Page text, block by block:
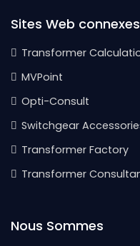
Sites Web connexes
Transformer
MVPoint
Opti-Consult
Switchgear
Transformer Factory
Transformer
Nous Sommes